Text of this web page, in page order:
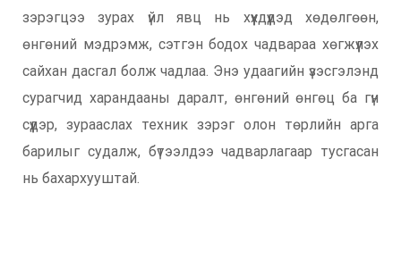
зэрэгцээ зурах үйл явц нь хүүхдүүдэд хөдөлгөөн,
өнгөний мэдрэмж, сэтгэн бодох чадвараа хөгжүүлэх
сайхан дасгал болж чадлаа. Энэ удаагийн үзэсгэлэнд
сурагчид харандааны даралт, өнгөний өнгөц ба гүн
сүүдэр, зурааслах техник зэрэг олон төрлийн арга
барилыг судалж, бүтээлдээ чадварлагаар тусгасан
нь бахархууштай.